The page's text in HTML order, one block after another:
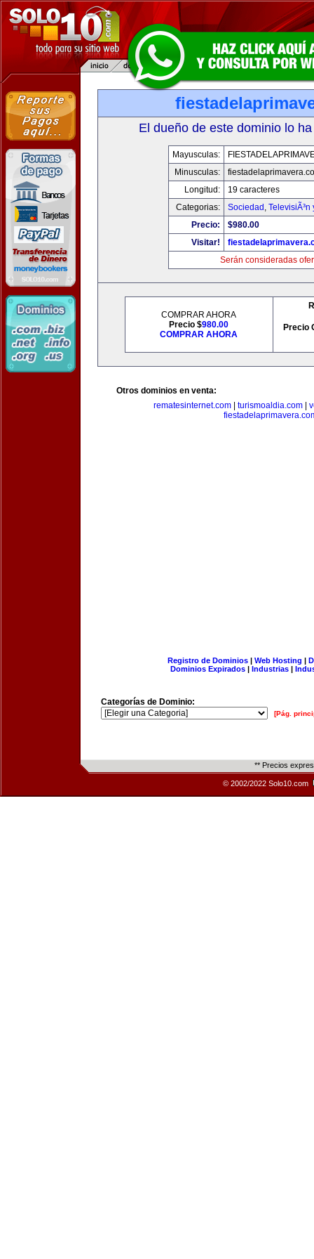
El dueño de este dominio lo
Mayusculas:
Minusculas:
Longitud:
19 caracteres
Categorias:
Sociedad , TelevisiÃ³n
Precio:
$980.00
Visitar!
Serán consideradas
COMPRAR AHORA
Precio $980.00
COMPRAR AHORA
Precio
Otros dominios en venta:
rematesinternet.com| turismoaldia.com|
Registro de Dominios| Web Hosting |
Dominios Expirados | Industrias |
Categorías de Dominio:
[Pág.
** Precios
© 2002/2022 Solo10.com